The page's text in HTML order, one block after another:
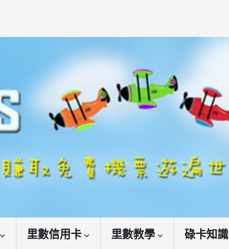
里數信用卡 里數教學 碌卡知識